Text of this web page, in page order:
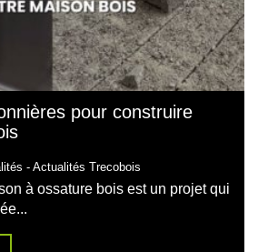
pour construire
-Actualités Trecobois
à ossature bois est un projet qui